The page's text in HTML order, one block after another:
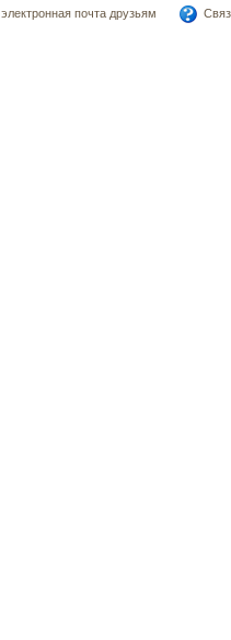
электронная почта друзьям